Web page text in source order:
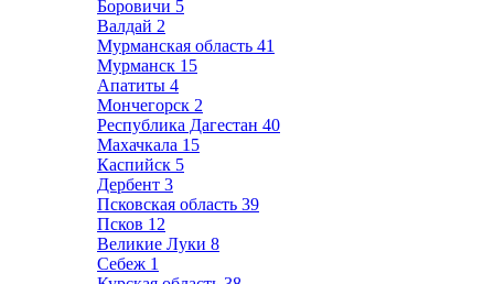
Боровичи 5
Валдай 2
Мурманская область 41
Мурманск 15
Апатиты 4
Мончегорск 2
Республика Дагестан 40
Махачкала 15
Каспийск 5
Дербент 3
Псковская область 39
Псков 12
Великие Луки 8
Себеж 1